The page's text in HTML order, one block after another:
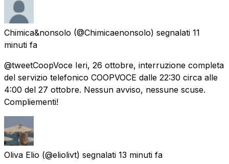
Chimica&nonsolo (@Chimicaenonsolo) segnalati 11
minuti fa
@tweetCoopVoce Ieri, 26 ottobre, interruzione completa
del servizio telefonico COOPVOCE dalle 22:30 circa alle
4:00 del 27 ottobre. Nessun avviso, nessune scuse.
Compliementi!
Oliva Elio (@eliolivt) segnalati 13 minuti fa